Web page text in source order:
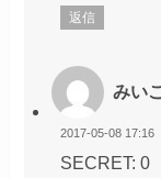
返信
みいこ
2017-05-08 17:16
SECRET: 0